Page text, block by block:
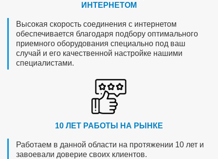
ИНТЕРНЕТОМ
Высокая скорость соединения с интернетом
обеспечивается благодаря подбору оптимального
приемного оборудования специально под ваш
случай и его качественной настройке нашими
специалистами.
10 ЛЕТ РАБОТЫ НА РЫНКЕ
Работаем в данной области на протяжении 10 лет и
завоевали доверие своих клиентов.